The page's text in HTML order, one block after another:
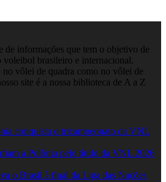
de informações que tem o objetivo de
voleibol brasileiro e internacional.
no vôlei de quadra como no vôlei de
site é a nossa biblioteca de A a Z
conquista o tricampeonato da VNL
a Polônia pelo título da VNL 2026
o Brasil à final da Liga das Nações